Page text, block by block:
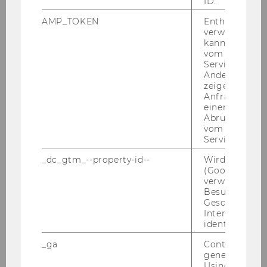
Teaching_Note_2026.pdf
AMP_TOKEN
Enthält ein
verwendet
kann, um
vom AMP-
Service
Andere
zeigen Opt-
Anfrage im
einen Fehler
Abrufen
vom AMP
Service an.
_dc_gtm_--property-id--
Wird von
(Google Tag
verwendet,
Besucher
Geschlecht
Interessen zu
identifizieren.
_ga
Contains a
generated